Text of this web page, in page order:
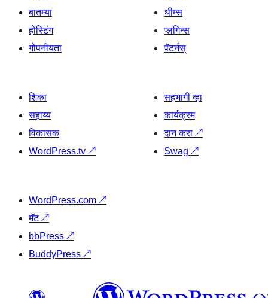
बातम्या
होस्टिंग
गोपनीयता
थीम्स
प्लगिन्स
पॅटर्नस्
शिका
सहाय्य
विकासक
WordPress.tv ↗
सहभागी व्हा
कार्यक्रम
दान करा ↗
Swag ↗
WordPress.com ↗
मॅट↗
bbPress ↗
BuddyPress ↗